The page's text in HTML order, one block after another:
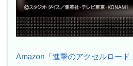
Amazon「進撃のアクセルロード